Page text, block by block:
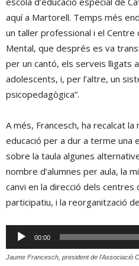
aquí a Martorell. Temps més
un taller professional i el Centre
Mental, que després es va
per un cantó, els serveis lligats
adolescents, i, per l’altre, un
psicopedagògica”.
A més, Francesch, ha recalcat
educació per a dur a terme una
sobre la taula algunes
nombre d’alumnes per aula, la
canvi en la direcció dels centres
participatiu, i la reorganització
Reproductor
d'àudio
00:00
Jaume Francesch, president de l'Associació